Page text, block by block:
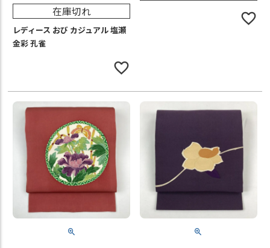
在庫切れ
レディース おび カジュアル 塩瀬
金彩 孔雀